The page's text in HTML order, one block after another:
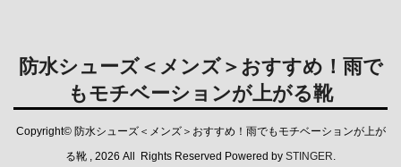
防水シューズ＜メンズ＞おすすめ！雨で
もモチベーションが上がる靴
Copyright© 防水シューズ＜メンズ＞おすすめ！雨でもモチベーションが上が
る靴 , 2026 All Rights Reserved Powered by STINGER.